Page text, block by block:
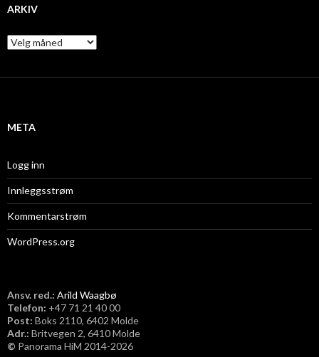
ARKIV
A
r
i
META
Logg inn
Innleggsstrøm
Kommentarstrøm
WordPress.org
Ansv. red.: Arild Waagbø
Telefon: ​+47 71 21 40 00
Post: Boks 2110, 6402 Molde
Adr.: Britvegen 2, 6410 Molde
© Panorama HiM 2014-2026